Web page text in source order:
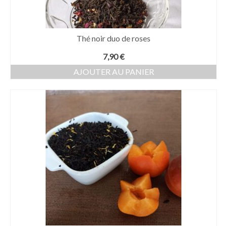
Thé noir duo de roses
7,90€
AJOUTER AU PANIER